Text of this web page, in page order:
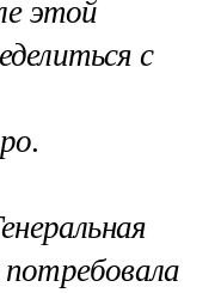
этой
с
.